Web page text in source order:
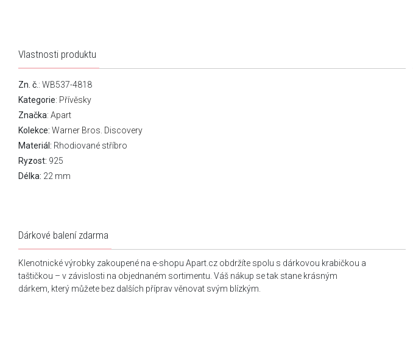
Vlastnosti produktu
Zn. č. : WB537-4818
Kategorie: Přívěsky
Značka: Apart
Kolekce: Warner Bros. Discovery
Materiál: Rhodiované stříbro
Ryzost: 925
Délka: 22 mm
Dárkové balení zdarma
Klenotnické výrobky zakoupené na e-shopu Apart.cz obdržíte spolu s dárkovou krabičkou a
taštičkou – v závislosti na objednaném sortimentu. Váš nákup se tak stane krásným
dárkem, který můžete bez dalších příprav věnovat svým blízkým.